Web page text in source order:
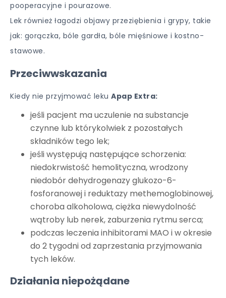
pooperacyjne i pourazowe.
Lek również łagodzi objawy przeziębienia i grypy, takie
jak: gorączka, bóle gardła, bóle mięśniowe i kostno-
stawowe.
Przeciwwskazania
Kiedy nie przyjmować leku Apap Extra:
jeśli pacjent ma uczulenie na substancje
czynne lub którykolwiek z pozostałych
składników tego lek;
jeśli występują następujące schorzenia:
niedokrwistość hemolityczna, wrodzony
niedobór dehydrogenazy glukozo-6-
fosforanowej i reduktazy methemoglobinowej,
choroba alkoholowa, ciężka niewydolność
wątroby lub nerek, zaburzenia rytmu serca;
podczas leczenia inhibitorami MAO i w okresie
do 2 tygodni od zaprzestania przyjmowania
tych leków.
Działania niepożądane